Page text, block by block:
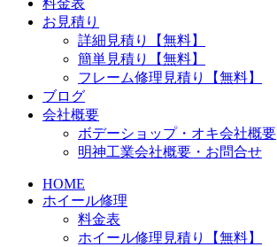
お見積り
詳細見積り【無料】
簡単見積り【無料】
フレーム修理見積り【無料】
ブログ
会社概要
ボデーショップ・オキ会社概要
明神工業会社概要・お問合せ
HOME
ホイール修理
料金表
ホイール修理見積り【無料】